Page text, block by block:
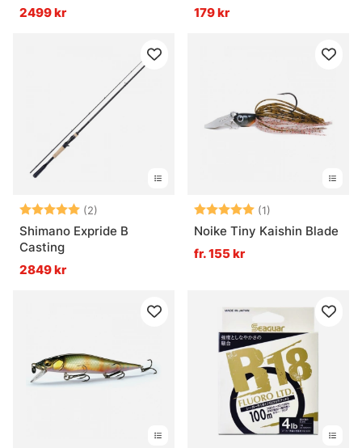
2499 kr
179 kr
Betyg: (2)
5.0 utav 5 stjärnor
Shimano Expride B
Casting
2849 kr
Betyg: (1)
Noike Tiny Kaishin Blade
fr. 155 kr